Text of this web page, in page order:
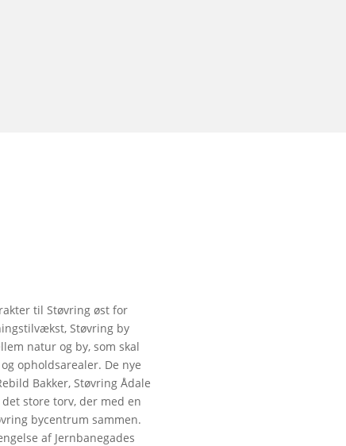
til Støvring øst for
Støvring by
natur og by, som skal
opholdsarealer. De nye
Bakker, Støvring Ådale
store torv, der med en
bycentrum sammen.
af Jernbanegades